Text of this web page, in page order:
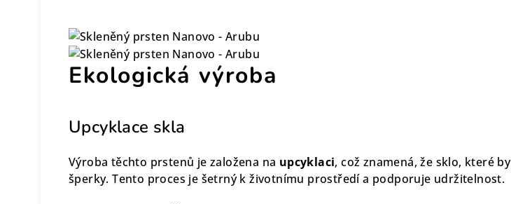
Ekologická výroba
Upcyklace skla
Výroba těchto prstenů je založena na upcyklaci, což znamená, že sklo, které
šperky. Tento proces je šetrný k životnímu prostředí a podporuje udržitelnost.